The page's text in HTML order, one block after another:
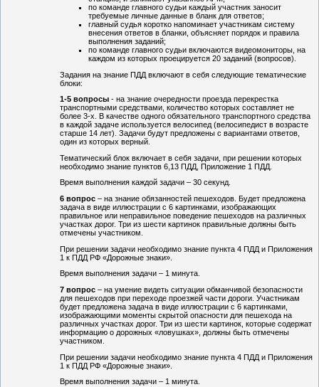
по команде главного судьи каждый участник заносит
требуемые личные данные в бланк для ответов;
главный судья коротко напоминает участникам систему
внесения ответов в бланки, объясняет порядок и правила
выполнения заданий;
по команде главного судьи включаются видеомониторы, на
каждом из которых проецируется 20 заданий (вопросов).
Задания на знание ПДД включают в себя следующие тематические
блоки:
1-5 вопросы - на знание очередности проезда перекрестка
транспортными средствами, количество которых составляет не
более 3-х. В качестве одного обязательного транспортного средства
в каждой задаче используется велосипед (велосипедист в возрасте
старше 14 лет). Задачи будут предложены с вариантами ответов,
один из которых верный.
Тематический блок включает в себя задачи, при решении которых
необходимо знание пунктов 6,13 ПДД, Приложение 1 ПДД.
Время выполнения каждой задачи – 30 секунд.
6 вопрос – на знание обязанностей пешеходов. Будет предложена
задача в виде иллюстрации с 6 картинками, изображающих
правильное или неправильное поведение пешеходов на различных
участках дорог. Три из шести картинок правильные должны быть
отмечены участником.
При решении задачи необходимо знание пункта 4 ПДД и Приложения
1 к ПДД РФ «Дорожные знаки».
Время выполнения задачи – 1 минута.
7 вопрос – на умение видеть ситуации обманчивой безопасности
для пешеходов при переходе проезжей части дороги. Участникам
будет предложена задача в виде иллюстрации с 6 картинками,
изображающими моменты скрытой опасности для пешехода на
различных участках дорог. Три из шести картинок, которые содержат
информацию о дорожных «ловушках», должны быть отмечены
участником.
При решении задачи необходимо знание пункта 4 ПДД и Приложения
1 к ПДД РФ «Дорожные знаки».
Время выполнения задачи – 1 минута.